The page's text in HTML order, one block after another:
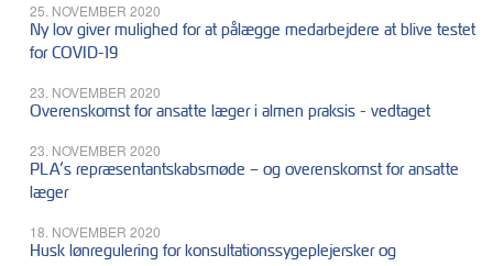
25. NOVEMBER 2020
Ny lov giver mulighed for at pålægge medarbejdere at blive testet
for COVID-19
23. NOVEMBER 2020
Overenskomst for ansatte læger i almen praksis - vedtaget
23. NOVEMBER 2020
PLA’s repræsentantskabsmøde – og overenskomst for ansatte
læger
18. NOVEMBER 2020
Husk lønregulering for konsultationssygeplejersker og